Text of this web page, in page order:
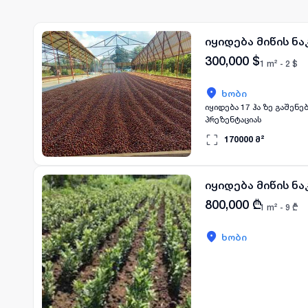
დაგვიკავშირდით. 557
იყიდება მიწის
300,000 $1 m² - 2 $
ხობი
იყიდება 17 ჰა ზე გაშენებული მოქმედი ბიზნესი ხობში, თხილის ბაღი, დაინტერესების
პრეზენტაციას
170000 მ²
იყიდება მიწის
800,000 ₾1 m² - 9 ₾
ხობი